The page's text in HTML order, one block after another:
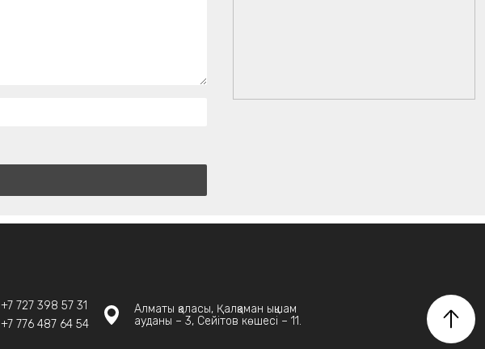
+7 727 398 57 31
+7 776 487 64 54
Алматы қаласы, Қалқаман ықшам
ауданы – 3, Сейітов көшесі – 11.